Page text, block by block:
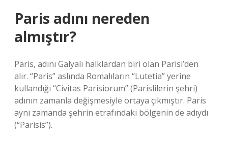
Paris adını nereden
almıştır?
Paris, adını Galyalı halklardan biri olan Parisi’den
alır. “Paris” aslında Romalıların “Lutetia” yerine
kullandığı “Civitas Parisiorum” (Parislilerin şehri)
adının zamanla değişmesiyle ortaya çıkmıştır. Paris
aynı zamanda şehrin etrafındaki bölgenin de adıydı
(“Parisis”).